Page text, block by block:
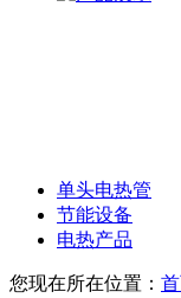
单头电热管
节能设备
电热产品
您现在所在位置：